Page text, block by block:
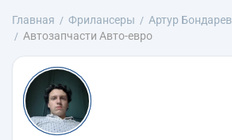
Главная Фрилансеры Артур Бондарев
Автозапчасти Авто-евро